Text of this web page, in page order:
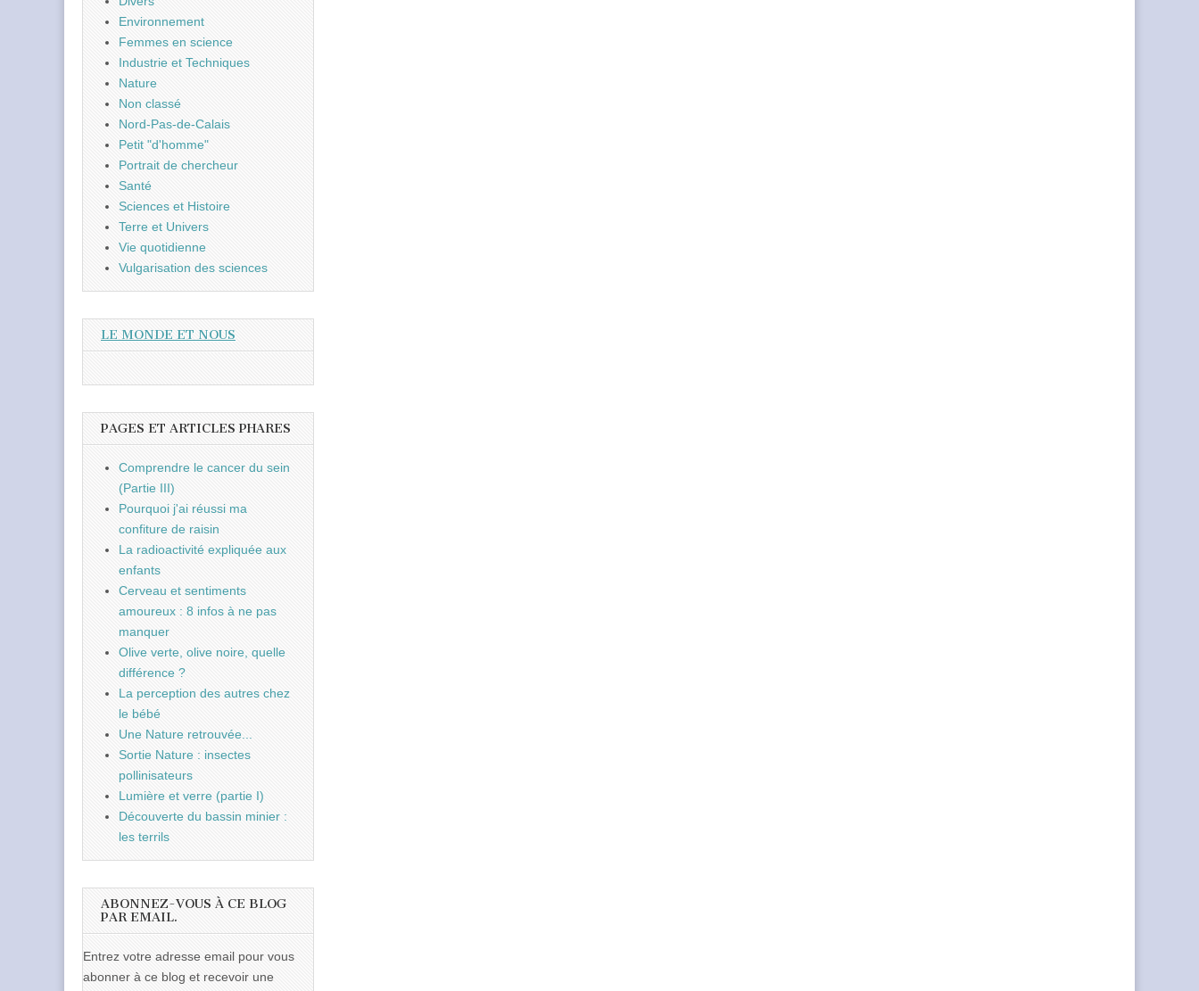
Environnement
Femmes en science
Industrie et Techniques
Nature
Non classé
Nord-Pas-de-Calais
Petit "d'homme"
Portrait de chercheur
Santé
Sciences et Histoire
Terre et Univers
Vie quotidienne
Vulgarisation des sciences
LE MONDE ET NOUS
PAGES ET ARTICLES PHARES
Comprendre le cancer du sein
(Partie III)
Pourquoi j'ai réussi ma
confiture de raisin
La radioactivité expliquée aux
enfants
Cerveau et sentiments
amoureux : 8 infos à ne pas
manquer
Olive verte, olive noire, quelle
différence ?
La perception des autres chez
le bébé
Une Nature retrouvée...
Sortie Nature : insectes
pollinisateurs
Lumière et verre (partie I)
Découverte du bassin minier :
les terrils
ABONNEZ-VOUS À CE BLOG
PAR EMAIL.
Entrez votre adresse email pour vous
abonner à ce blog et recevoir une